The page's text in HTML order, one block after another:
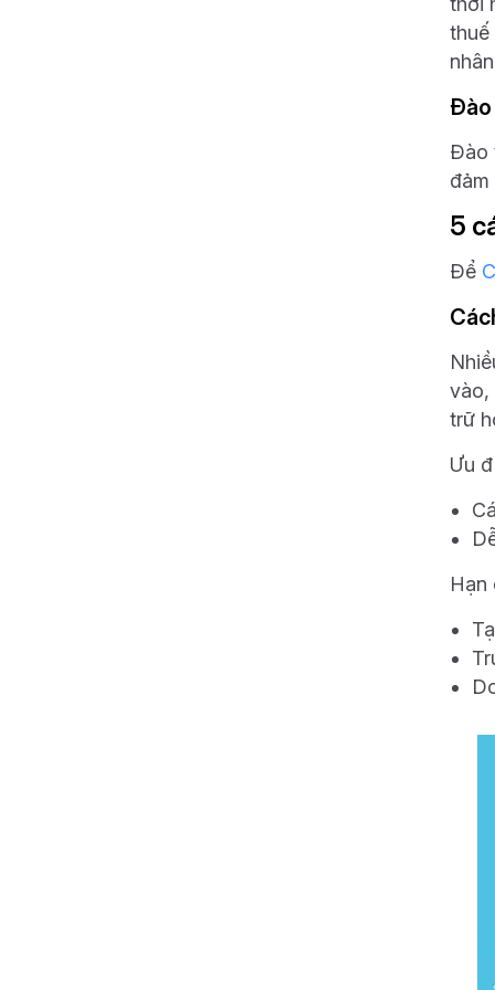
thuế
Đào
Đào
5
Để
vào,
trữ
Ưu
Hạn